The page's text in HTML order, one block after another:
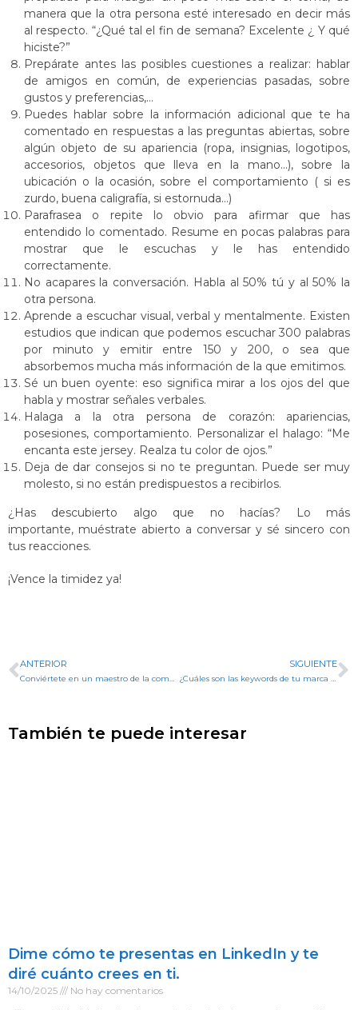
manera que la otra persona esté interesado en decir más
al respecto. “¿Qué tal el fin de semana? Excelente ¿ Y qué
hiciste?”
Prepárate antes las posibles cuestiones a realizar: hablar
de amigos en común, de experiencias pasadas, sobre
gustos y preferencias,…
Puedes hablar sobre la información adicional que te ha
comentado en respuestas a las preguntas abiertas, sobre
algún objeto de su apariencia (ropa, insignias, logotipos,
accesorios, objetos que lleva en la mano…), sobre la
ubicación o la ocasión, sobre el comportamiento ( si es
zurdo, buena caligrafía, si estornuda…)
Parafrasea o repite lo obvio para afirmar que has
entendido lo comentado. Resume en pocas palabras para
mostrar que le escuchas y le has entendido
correctamente.
No acapares la conversación. Habla al 50% tú y al 50% la
otra persona.
Aprende a escuchar visual, verbal y mentalmente. Existen
estudios que indican que podemos escuchar 300 palabras
por minuto y emitir entre 150 y 200, o sea que
absorbemos mucha más información de la que emitimos.
Sé un buen oyente: eso significa mirar a los ojos del que
habla y mostrar señales verbales.
Halaga a la otra persona de corazón: apariencias,
posesiones, comportamiento. Personalizar el halago: “Me
encanta este jersey. Realza tu color de ojos.”
Deja de dar consejos si no te preguntan. Puede ser muy
molesto, si no están predispuestos a recibirlos.
¿Has descubierto algo que no hacías? Lo más
importante, muéstrate abierto a conversar y sé sincero con
tus reacciones.
¡Vence la timidez ya!
ANTERIOR SIGUIENTE
También te puede interesar
Dime cómo te presentas en LinkedIn y te
diré cuánto crees en ti.
14/10/2025 No hay comentarios